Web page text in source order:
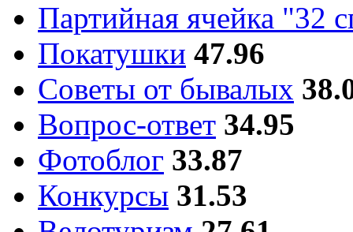
Партийная ячейка "32
Покатушки 47.96
Советы от бывалых
Вопрос-ответ 34.95
Фотоблог 33.87
Конкурсы 31.53